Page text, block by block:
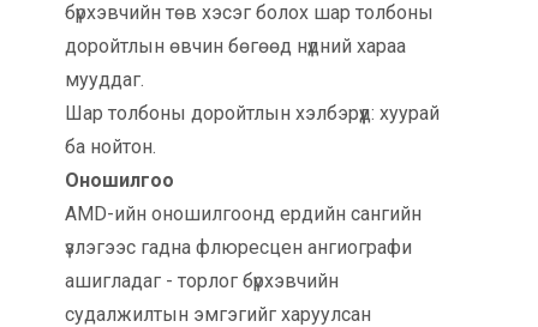
бүрхэвчийн төв хэсэг болох шар толбоны
доройтлын өвчин бөгөөд нүдний хараа
мууддаг.
Шар толбоны доройтлын хэлбэрүүд: хуурай
ба нойтон.
Оношилгоо
AMD-ийн оношилгоонд ердийн сангийн
үзлэгээс гадна флюресцен ангиографи
ашигладаг - торлог бүрхэвчийн
судалжилтын эмгэгийг харуулсан